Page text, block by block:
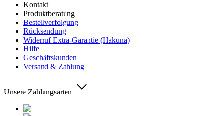
Kontakt
Produktberatung
Bestellverfolgung
Rücksendung
Widerruf Extra-Garantie (Hakuna)
Hilfe
Geschäftskunden
Versand & Zahlung
Unsere Zahlungsarten